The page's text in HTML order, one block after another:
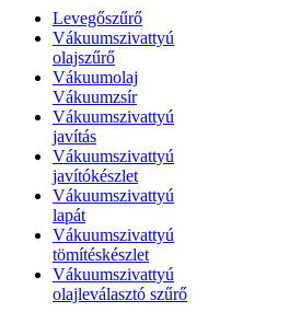
Levegőszűrő
Vákuumszivattyú
olajszűrő
Vákuumolaj
Vákuumzsír
Vákuumszivattyú
javítás
Vákuumszivattyú
javítókészlet
Vákuumszivattyú
lapát
Vákuumszivattyú
tömítéskészlet
Vákuumszivattyú
olajleválasztó szűrő